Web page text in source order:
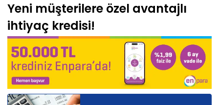
Yeni müşterilere özel avantajlı
ihtiyaç kredisi!